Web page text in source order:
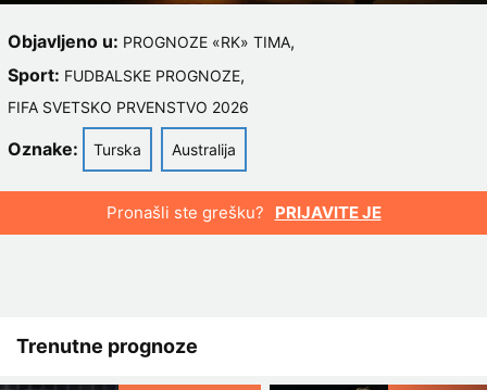
Objavljeno u: PROGNOZE «RK» TIMA,
Sport: FUDBALSKE PROGNOZE,
FIFA SVETSKO PRVENSTVO 2026
Oznake: Turska Australija
Pronašli ste grešku? PRIJAVITE JE
Trenutne prognoze